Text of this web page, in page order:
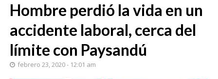
Hombre perdió la vida en un
accidente laboral, cerca del
límite con Paysandú
febrero 23, 2020 - 12:01 am